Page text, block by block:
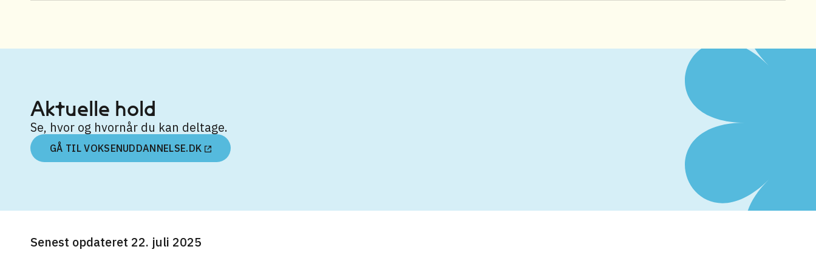
Aktuelle hold
Se, hvor og hvornår du kan deltage.
GÅ TIL VOKSENUDDANNELSE.DK
Senest opdateret 22. juli 2025